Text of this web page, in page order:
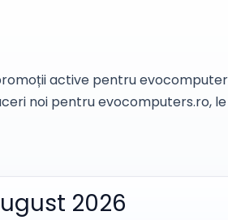
active pentru
noi pentru evocomputers.ro,
2026